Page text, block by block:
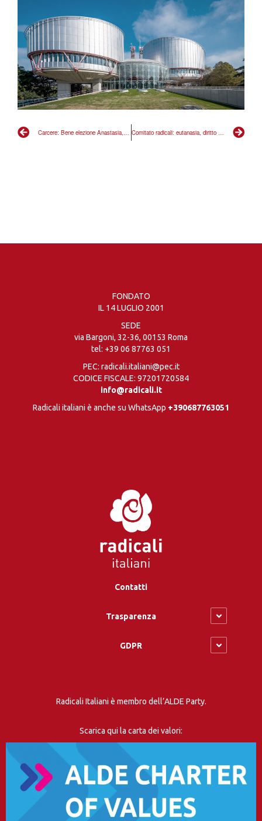
FONDATO
IL 14 LUGLIO 2001
SEDE
via Bargoni, 32-36, 00153 Roma
tel: +39 06 87763 051
PEC: radicali.italiani@pec.it
CODICE FISCALE: 97201720584
info@radicali.it
Radicali italiani è anche su WhatsApp +390687763051
Contatti
Trasparenza
GDPR
Radicali Italiani è membro dell’ALDE Party.
Scarica qui la carta dei valori: